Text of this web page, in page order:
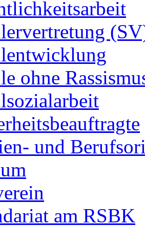
ohne
und
am RSBK